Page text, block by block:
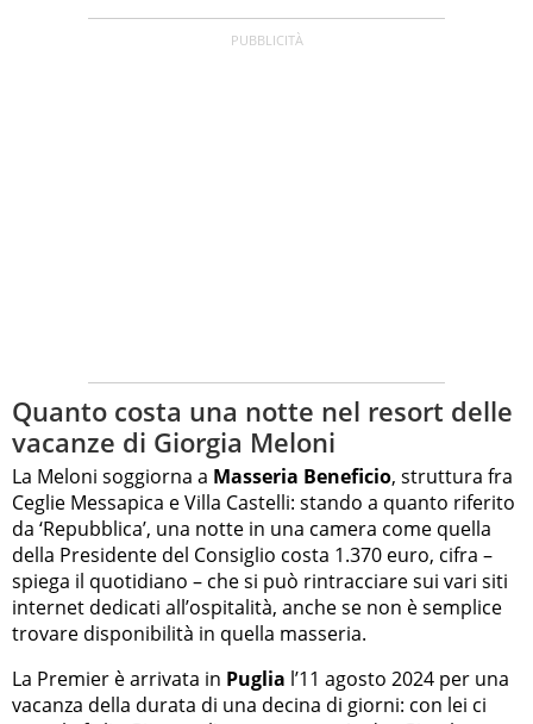
Quanto costa una notte nel resort delle
vacanze di Giorgia Meloni
La Meloni soggiorna a Masseria Beneficio, struttura fra
Ceglie Messapica e Villa Castelli: stando a quanto riferito
da ‘Repubblica’, una notte in una camera come quella
della Presidente del Consiglio costa 1.370 euro, cifra –
spiega il quotidiano – che si può rintracciare sui vari siti
internet dedicati all’ospitalità, anche se non è semplice
trovare disponibilità in quella masseria.
La Premier è arrivata in Puglia l’11 agosto 2024 per una
vacanza della durata di una decina di giorni: con lei ci